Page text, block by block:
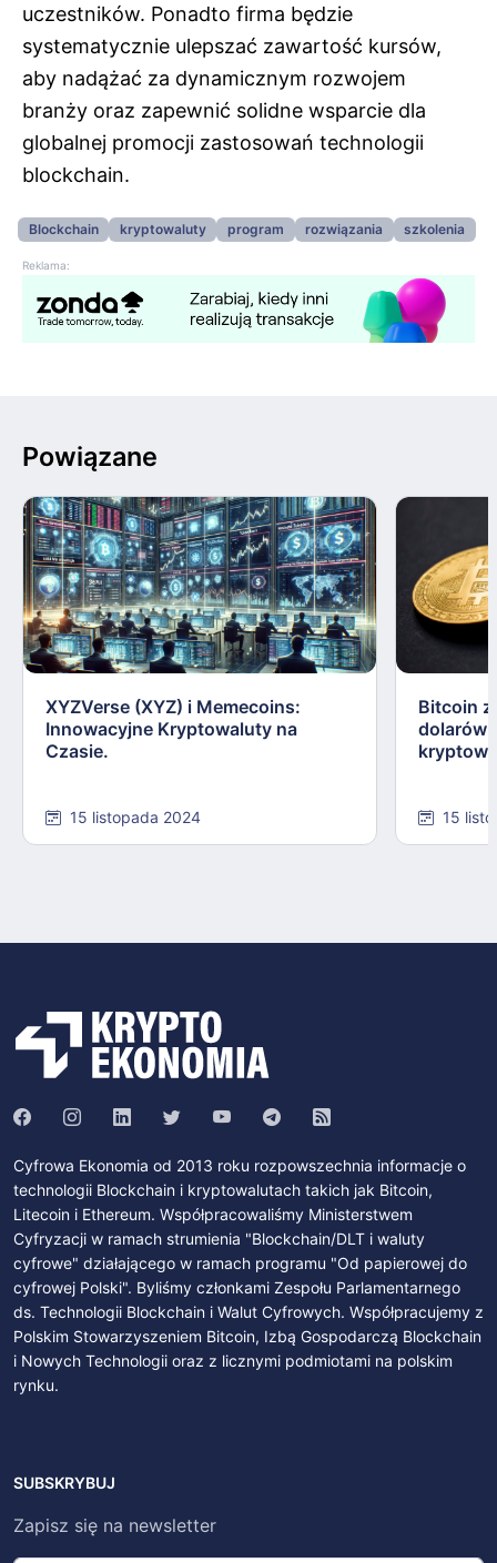
uczestników. Ponadto firma będzie
systematycznie ulepszać zawartość kursów,
aby nadążać za dynamicznym rozwojem
branży oraz zapewnić solidne wsparcie dla
globalnej promocji zastosowań technologii
blockchain.
Blockchain kryptowaluty program rozwiązania szkolenia
Reklama:
Powiązane
XYZVerse (XYZ) i Memecoins:
Innowacyjne Kryptowaluty na
Czasie.
15 listopada 2024
Bitcoin
dolarów:
15
Cyfrowa Ekonomia od 2013 roku rozpowszechnia informacje o
technologii Blockchain i kryptowalutach takich jak Bitcoin,
Litecoin i Ethereum. Współpracowaliśmy Ministerstwem
Cyfryzacji w ramach strumienia "Blockchain/DLT i waluty
cyfrowe" działającego w ramach programu "Od papierowej do
cyfrowej Polski". Byliśmy członkami Zespołu Parlamentarnego
ds. Technologii Blockchain i Walut Cyfrowych. Współpracujemy z
Polskim Stowarzyszeniem Bitcoin, Izbą Gospodarczą Blockchain
i Nowych Technologii oraz z licznymi podmiotami na polskim
rynku.
SUBSKRYBUJ
Zapisz się na newsletter